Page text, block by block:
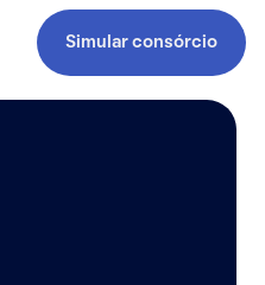
Simular consórcio